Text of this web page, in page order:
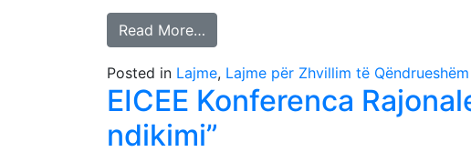
Read More…
Posted in Lajme, Lajme për Zhvillim të Qëndrueshëm
EICEE Konferenca
ndikimi”